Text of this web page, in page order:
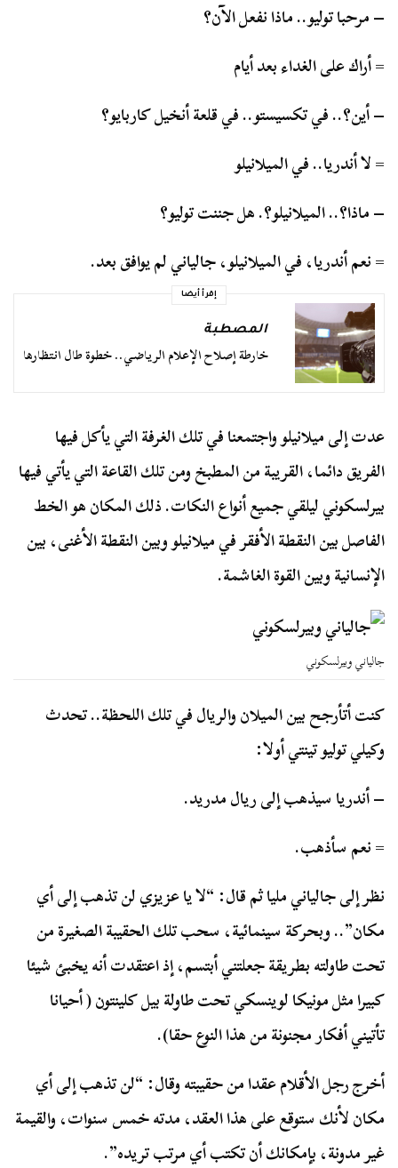
– مرحبا توليو.. ماذا نفعل الآن؟
= أراك على الغداء بعد أيام
– أين؟.. في تكسيستو.. في قلعة أنخيل كاربايو؟
= لا أندريا.. في الميلانيلو
– ماذا؟.. الميلانيلو؟. هل جننت توليو؟
= نعم أندريا، في الميلانيلو، جالياني لم يوافق بعد.
إقرأ أيضا
المصطبة
خارطة إصلاح الإعلام الرياضي.. خطوة طال انتظارها
عدت إلى ميلانيلو واجتمعنا في تلك الغرفة التي يأكل فيها
الفريق دائما، القريبة من المطبخ ومن تلك القاعة التي يأتي فيها
بيرلسكوني ليلقي جميع أنواع النكات. ذلك المكان هو الخط
الفاصل بين النقطة الأفقر في ميلانيلو وبين النقطة الأغنى، بين
الإنسانية وبين القوة الغاشمة.
جالياني وبيرلسكوني
كنت أتأرجح بين الميلان والريال في تلك اللحظة.. تحدث
وكيلي توليو تينتي أولا:
– أندريا سيذهب إلى ريال مدريد.
= نعم سأذهب.
نظر إلى جالياني مليا ثم قال: “لا يا عزيزي لن تذهب إلى أي
مكان”.. وبحركة سينمائية، سحب تلك الحقيبة الصغيرة من
تحت طاولته بطريقة جعلتني أبتسم، إذ اعتقدت أنه يخبئ شيئا
كبيرا مثل مونيكا لوينسكي تحت طاولة بيل كلينتون ( أحيانا
تأتيني أفكار مجنونة من هذا النوع حقا).
أخرج رجل الأقلام عقدا من حقيبته وقال: “لن تذهب إلى أي
مكان لأنك ستوقع على هذا العقد، مدته خمس سنوات، والقيمة
غير مدونة، بإمكانك أن تكتب أي مرتب تريده”.